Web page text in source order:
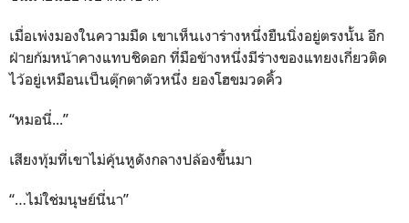
เมื่อเพ่งมองในความมืด เขาเห็นเงาร่างหนึ่งยืนนิ่งอยู่ตรงนั้น อีก
ฝ่ายก้มหน้าคางแทบชิดอก ที่มือข้างหนึ่งมีร่างของแทยงเกี่ยวติด
ไว้อยู่เหมือนเป็นตุ๊กตาตัวหนึ่ง ยองโฮขมวดคิ้ว
“หมอนี่...”
เสียงทุ้มที่เขาไม่คุ้นหูดังกลางปล้องขึ้นมา
“…ไม่ใช่มนุษย์นี่นา”